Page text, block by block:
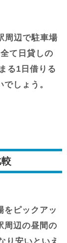
周辺で駐車場
て日貸しの
る1日借りる
しょう。
をピックアッ
周辺の昼間の